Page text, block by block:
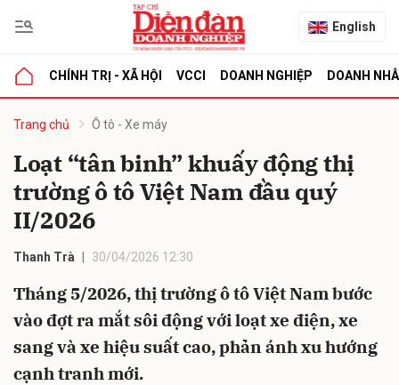
English
CHÍNH TRỊ - XÃ HỘI VCCI DOANH NGHIỆP DOANH
Trang chủ Ô tô - Xe máy
Loạt “tân binh” khuấy động thị
trường ô tô Việt Nam đầu quý
II/2026
Thanh Trà 30/04/2026 12:30
Tháng 5/2026, thị trường ô tô Việt Nam bước
vào đợt ra mắt sôi động với loạt xe điện, xe
sang và xe hiệu suất cao, phản ánh xu hướng
cạnh tranh mới.
luận
Hủy